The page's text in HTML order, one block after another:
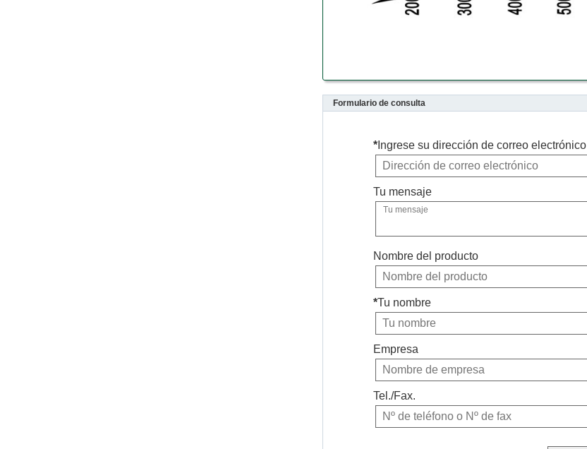
Formulario de consulta
*Ingrese su dirección de correo electrónico
Tu mensaje
Nombre del producto
*Tu nombre
Empresa
Tel./Fax.